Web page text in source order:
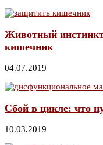
Животный
кишечник
04.07.2019
Сбой в цикле: что
10.03.2019